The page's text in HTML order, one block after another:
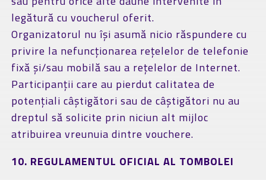
legătură cu voucherul oferit.
Organizatorul nu își asumă nicio răspundere cu
privire la nefuncționarea rețelelor de telefonie
fixă și/sau mobilă sau a rețelelor de Internet.
Participanții care au pierdut calitatea de
potențiali câștigători sau de câștigători nu au
dreptul să solicite prin niciun alt mijloc
atribuirea vreunuia dintre vouchere.
10. REGULAMENTUL OFICIAL AL TOMBOLEI